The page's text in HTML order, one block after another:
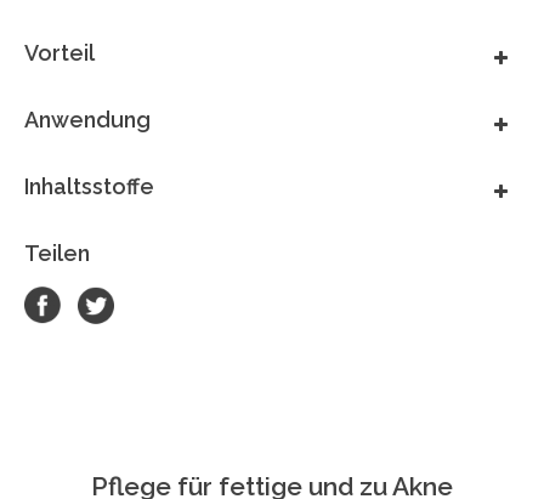
Vorteil
Anwendung
Inhaltsstoffe
Teilen
Pflege für fettige und zu Akne